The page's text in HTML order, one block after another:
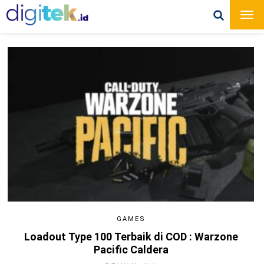
GAMES
Loadout Type 100 Terbaik di COD : Warzone
Pacific Caldera